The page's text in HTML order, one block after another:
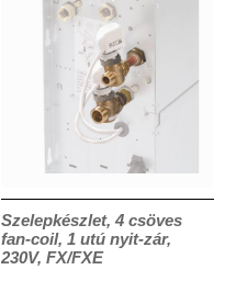
Szelepkészlet, 4 csöves
fan-coil, 1 utú nyit-zár,
230V, FX/FXE